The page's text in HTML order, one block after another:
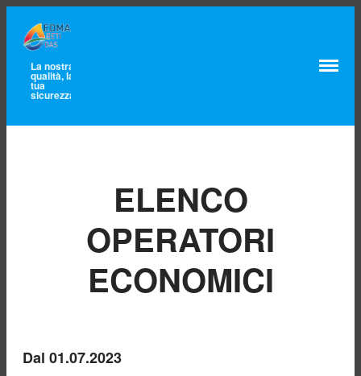
Governance e
cariche
Contatti
Unbundling
La nostra
qualità, la
tua
sicurezza
ELENCO
OPERATORI
ECONOMICI
Dal 01.07.2023